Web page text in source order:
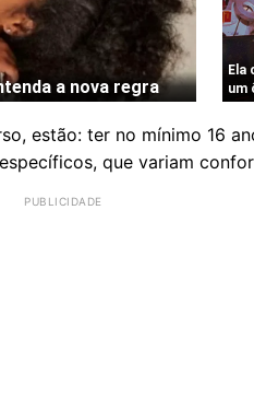
estão: ter no mínimo 16
que variam